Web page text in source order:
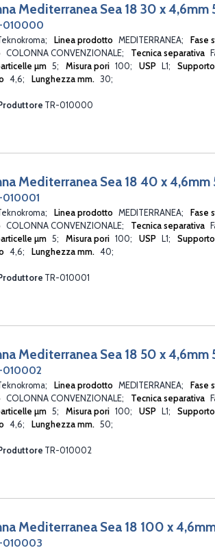
Mediterranea Sea 18 30 x 4,6mm
010000
Linea prodotto MEDITERRANEA Fase
COLONNA CONVENZIONALE Tecnica separativa
µm 5 Misura pori 100 USP L1
4,6 Lunghezza mm. 30
TR-010000
Mediterranea Sea 18 40 x 4,6mm
010001
Linea prodotto MEDITERRANEA Fase
COLONNA CONVENZIONALE Tecnica separativa
µm 5 Misura pori 100 USP L1
4,6 Lunghezza mm. 40
TR-010001
Mediterranea Sea 18 50 x 4,6mm
010002
Linea prodotto MEDITERRANEA Fase
COLONNA CONVENZIONALE Tecnica separativa
µm 5 Misura pori 100 USP L1
4,6 Lunghezza mm. 50
TR-010002
Mediterranea Sea 18 100 x
010003